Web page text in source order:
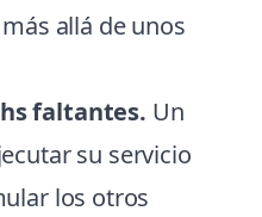
allá de unos
faltantes. Un
su servicio
los otros